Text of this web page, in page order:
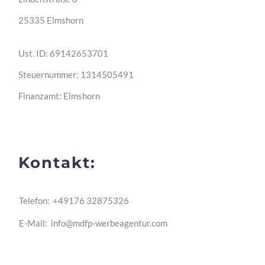
25335 Elmshorn
Ust. ID: 69142653701
Steuernummer: 1314505491
Finanzamt: Elmshorn
Kontakt:
Telefon: +49176 32875326
E-Mail: info@mdfp-werbeagentur.com